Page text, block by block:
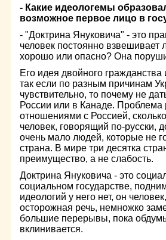
- Какие идеологемы
возможное первое лицо в
- "Доктрина Януковича" - это
человек постоянно взвешивает
хорошо или опасно? Она
Его идея двойного
так если по разным причинам
чувствительно, то почему не
России или в Канаде. Проблема
отношениями с Россией,
человек, говорящий по-русски,
очень мало людей, которые не
страна. В мире три десятка
преимущество, а не слабость.
Доктрина Януковича - это
социальном государстве,
идеологий у него нет, он
осторожная речь, немножко
большие перерывы, пока
вклинивается.